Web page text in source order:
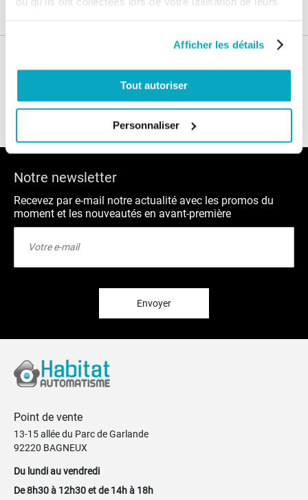
Afficher les détails
Tout autoriser
Personnaliser
Blog FAQ
Notre newsletter
Recevez par e-mail notre actualité avec les promos du
moment et les nouveautés en avant-première
Envoyer
Point de vente
13-15 allée du Parc de Garlande
92220 BAGNEUX
Du lundi au vendredi
De 8h30 à 12h30 et de 14h à 18h